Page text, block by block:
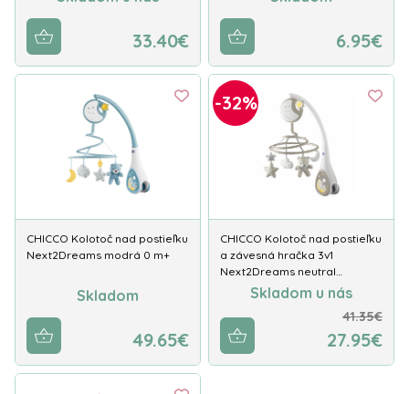
33.40€ 6.95€
CHICCO Kolotoč nad postieľku
Next2Dreams modrá 0 m+
Skladom
49.65€
-32%
CHICCO Kolotoč nad postieľku
a závesná hračka 3v1
Next2Dreams neutral…
Skladom u nás
41.35€
27.95€